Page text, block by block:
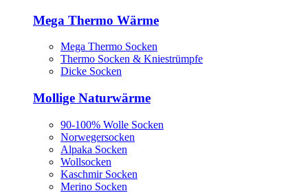
Mega Thermo Wärme
Mega Thermo Socken
Thermo Socken & Kniestrümpfe
Dicke Socken
Mollige Naturwärme
90-100% Wolle Socken
Norwegersocken
Alpaka Socken
Wollsocken
Kaschmir Socken
Merino Socken